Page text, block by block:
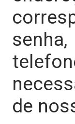
de